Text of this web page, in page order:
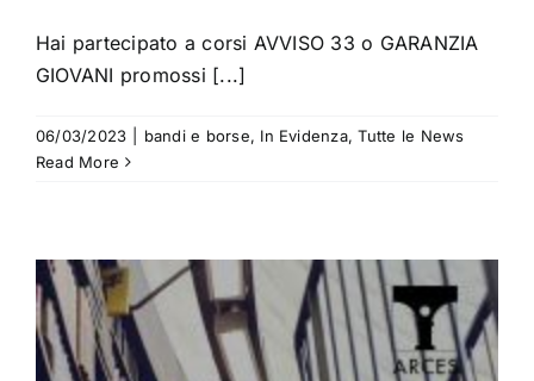
Hai partecipato a corsi AVVISO 33 o GARANZIA
GIOVANI promossi [...]
06/03/2023 bandi e borse, In Evidenza,Tutte le News
Read More